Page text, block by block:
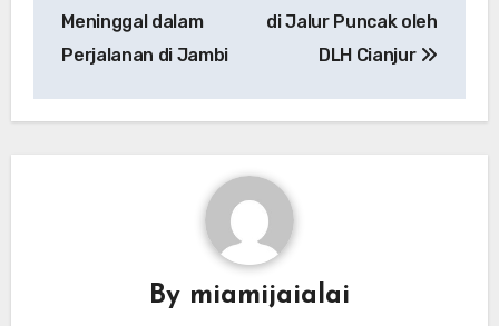
Meninggal dalam
Perjalanan di Jambi
di Jalur Puncak oleh
DLH Cianjur
By miamijaialai